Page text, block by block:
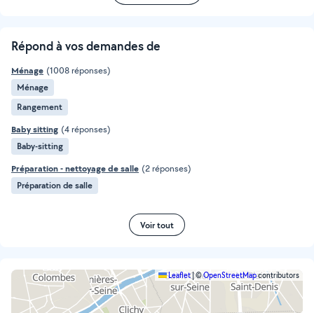
Répond à vos demandes de
Ménage (1008 réponses)
Ménage
Rangement
Baby sitting (4 réponses)
Baby-sitting
Préparation - nettoyage de salle (2 réponses)
Préparation de salle
Voir tout
Leaflet|©OpenStreetMapcontributors